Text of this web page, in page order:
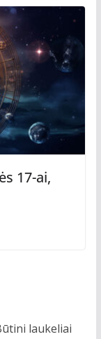
17-ai,
laukeliai